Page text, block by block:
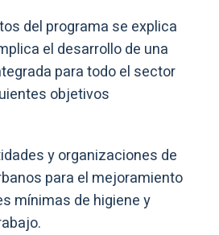
del programa se explica
el desarrollo de una
para todo el sector
objetivos
y organizaciones de
para el mejoramiento
mínimas de higiene y